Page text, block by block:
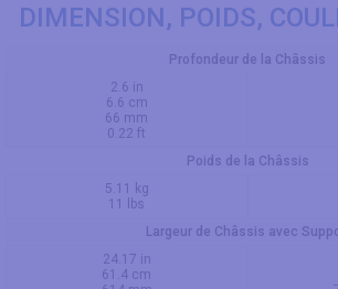
DIMENSION, POIDS,
Profondeur de la Châssis
2.6 in
6.6 cm
66 mm
0.22 ft
Poids de la Châssis
5.11 kg
11 lbs
Largeur de Châssis avec
24.17 in
61.4 cm